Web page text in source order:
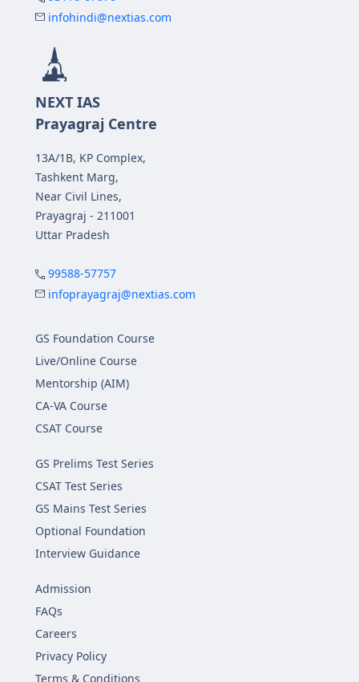
infohindi@nextias.com
NEXT IAS
Prayagraj Centre
13A/1B, KP Complex,
Tashkent Marg,
Near Civil Lines,
Prayagraj - 211001
Uttar Pradesh
99588-57757
infoprayagraj@nextias.com
GS Foundation Course
Live/Online Course
Mentorship (AIM)
CA-VA Course
CSAT Course
GS Prelims Test Series
CSAT Test Series
GS Mains Test Series
Optional Foundation
Interview Guidance
Admission
FAQs
Careers
Privacy Policy
Terms & Conditions